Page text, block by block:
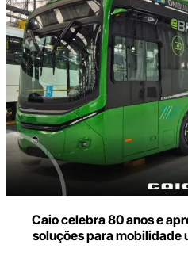
Caio celebra 80 anos e
soluções para mobilidade